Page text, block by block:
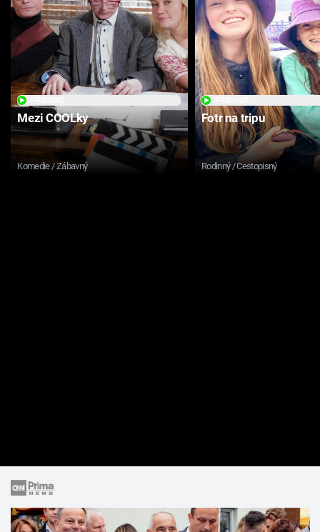
Mezi COOLky
Komedie / Zábavný
Fotr na tripu
Rodinný / Cestopisný